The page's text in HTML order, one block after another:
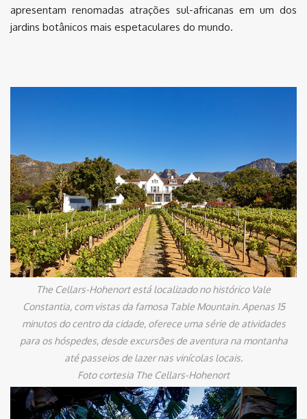
apresentam renomadas atrações sul-africanas em um dos
jardins botânicos mais espetaculares do mundo.
The Cellars-Hohenort está localizado no histórico Vale
Constantia, com vistas da famosa Table Mountain. Apenas 15
minutos do centro da cidade, oferece uma série de atividades
para os hóspedes, desde excursões de aventura na montanha
até passeios de lazer nas vinícolas locais.
Foto cortesia The Cellars-Hohenort